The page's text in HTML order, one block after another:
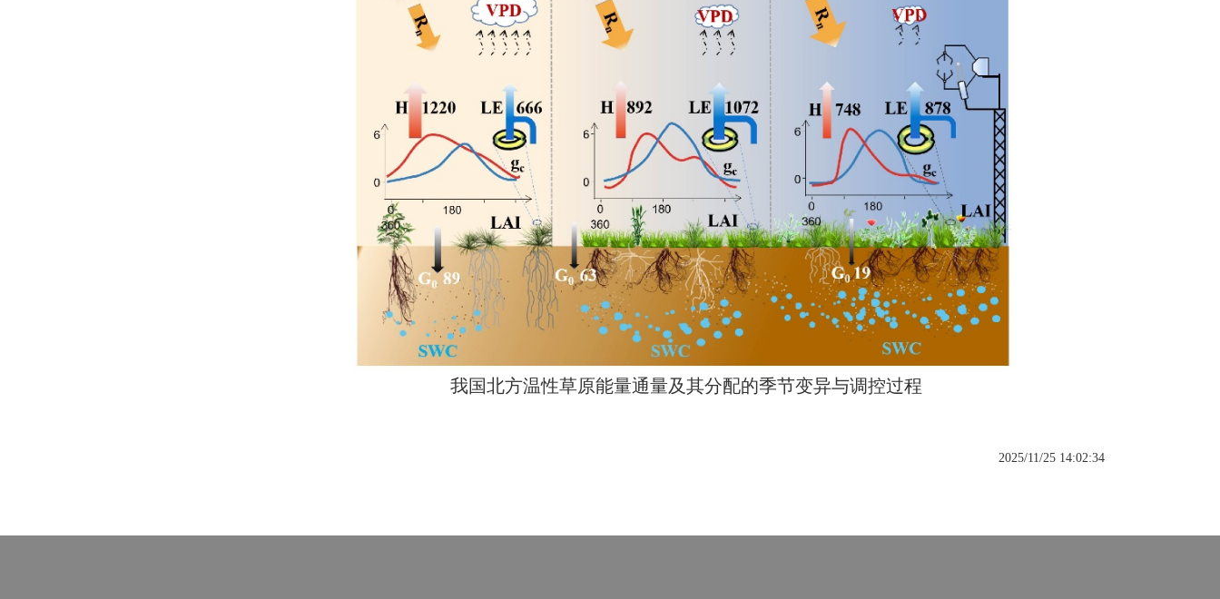
我国北方温性草原能量通量及其分配的季节变异与调控过程
2025/11/25 14:02:34